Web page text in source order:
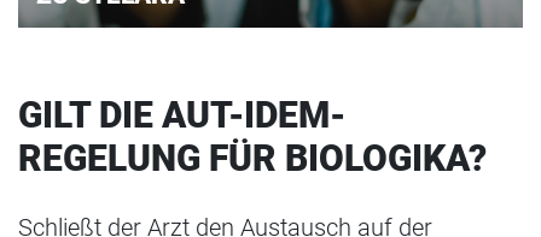
GILT DIE AUT-IDEM-
REGELUNG FÜR BIOLOGIKA?
Schließt der Arzt den Austausch auf der